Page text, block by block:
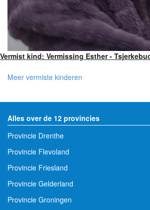
Vermist kind: Vermissing Esther -
Meer vermiste kinderen
Alles over de 12 provincies
Provincie Drenthe
Provincie Flevoland
Provincie Friesland
Provincie Gelderland
Provincie Groningen